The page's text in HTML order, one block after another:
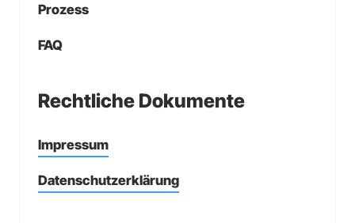
Prozess
FAQ
Rechtliche Dokumente
Impressum
Datenschutzerklärung